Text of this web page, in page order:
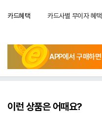
카드혜택 카드사별 무이자 혜
APP에서 구매하면
이런 상품은 어때요?